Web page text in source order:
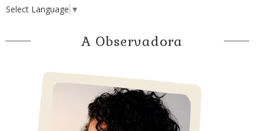
Select Language ▼
A Observadora